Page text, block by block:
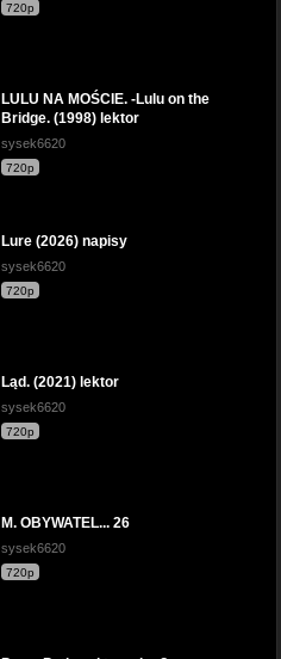
720p
LULU NA MOŚCIE. -Lulu on the
Bridge. (1998) lektor
sysek6620
720p
Lure (2026) napisy
sysek6620
720p
Ląd. (2021) lektor
sysek6620
720p
M. OBYWATEL... 26
sysek6620
720p